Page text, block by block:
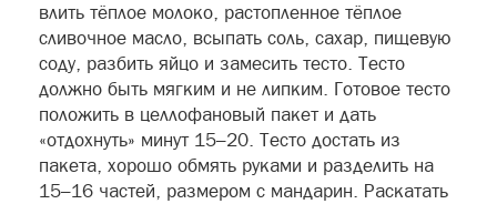
влить тёплое молоко, растопленное тёплое
сливочное масло, всыпать соль, сахар, пищевую
соду, разбить яйцо и замесить тесто. Тесто
должно быть мягким и не липким. Готовое тесто
положить в целлофановый пакет и дать
«отдохнуть» минут 15–20. Тесто достать из
пакета, хорошо обмять руками и разделить на
15–16 частей, размером с мандарин. Раскатать